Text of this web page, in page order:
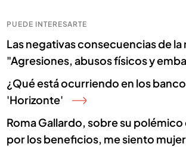
PUEDE INTERESARTE
Las negativas consecuencias de la
"Agresiones, abusos físicos y
¿Qué está ocurriendo en los
'Horizonte'
Roma Gallardo, sobre su
por los beneficios, me siento